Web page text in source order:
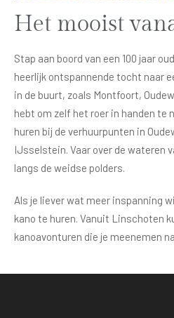
Het mooist
Stap aan boord van een 100 jaar
heerlijk ontspannende tocht naar
in de buurt, zoals Montfoort,
hebt om zelf het roer in handen te
huren bij de verhuurpunten in
IJsselstein. Vaar over de wateren
langs de weidse polders.
Als je liever wat meer inspanning
kano te huren. Vanuit Linschoten
kanoavonturen die je meenemen